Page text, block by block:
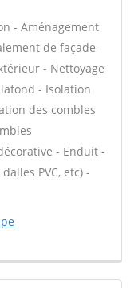
- Aménagement
de façade -
- Nettoyage
- Isolation
des combles
- Enduit -
PVC, etc) -